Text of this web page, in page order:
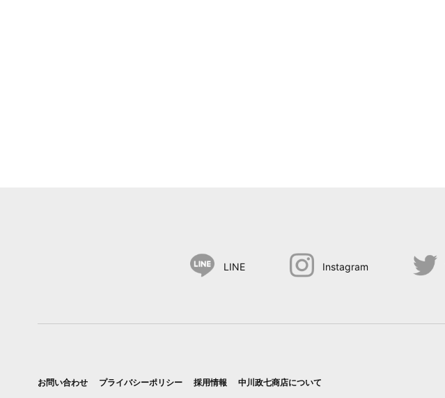
LINE Instagram
お問い合わせ プライバシーポリシー 採用情報 中川政七商店について